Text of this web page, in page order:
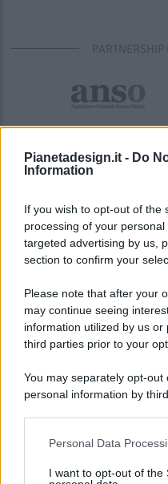
Pianetadesign.it - Do
Information
If you wish to opt-out of the
processing of your
targeted advertising by us,
section to confirm your
Please note that after your
may continue seeing
information utilized by us
third parties prior to your
You may separately opt-
personal information by
This information may also
disclose it to other third
Personal Data
I want to opt-out of the
PARTNERSHIP
© 2026 - Pianeta Design
Registrata Al Tribunale Di
ISCRIZIONE AL ROC N.
(ASSOCIAZIONE